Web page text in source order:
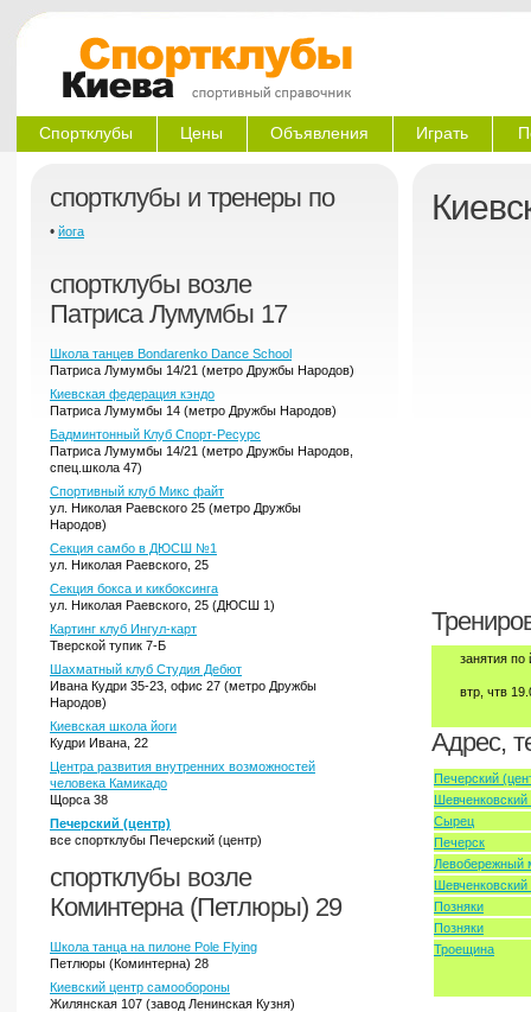
Спортклубы Цены Объявления Играть
спортклубы и тренеры по
• йога
спортклубы возле
Патриса Лумумбы 17
Школа танцев Bondarenko Dance School
Патриса Лумумбы 14/21 (метро Дружбы Народов)
Киевская федерация кэндо
Патриса Лумумбы 14 (метро Дружбы Народов)
Бадминтонный Клуб Спорт-Ресурс
Патриса Лумумбы 14/21 (метро Дружбы Народов,
спец.школа 47)
Спортивный клуб Микс файт
ул. Николая Раевского 25 (метро Дружбы
Народов)
Секция самбо в ДЮСШ №1
ул. Николая Раевского, 25
Секция бокса и кикбоксинга
ул. Николая Раевского, 25 (ДЮСШ 1)
Картинг клуб Ингул-карт
Тверской тупик 7-Б
Шахматный клуб Студия Дебют
Ивана Кудри 35-23, офис 27 (метро Дружбы
Народов)
Киевская школа йоги
Кудри Ивана, 22
Центра развития внутренних возможностей
человека Камикадо
Щорса 38
Печерский (центр)
все спортклубы Печерский (центр)
спортклубы возле
Коминтерна (Петлюры) 29
Школа танца на пилоне Pole Flying
Петлюры (Коминтерна) 28
Киевский центр самообороны
Жилянская 107 (завод Ленинская Кузня)
занятия по
втр, чтв
Адрес,
Печерский
Шевченковский
Сырец
Печерск
Левобережный
Шевченковский
Позняки
Позняки
Троещина